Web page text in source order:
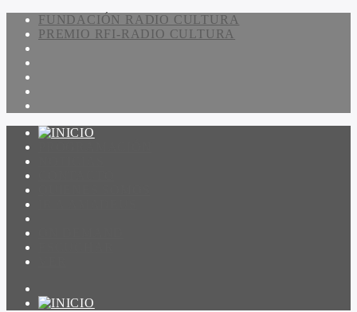
FUNDACIÓN RADIO CULTURA
PREMIO RFI-RADIO CULTURA